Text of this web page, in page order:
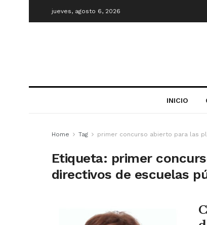
jueves, agosto 6, 2026
INICIO
Home Tag primer concurso abierto para las
Etiqueta: primer
directivos de escuelas